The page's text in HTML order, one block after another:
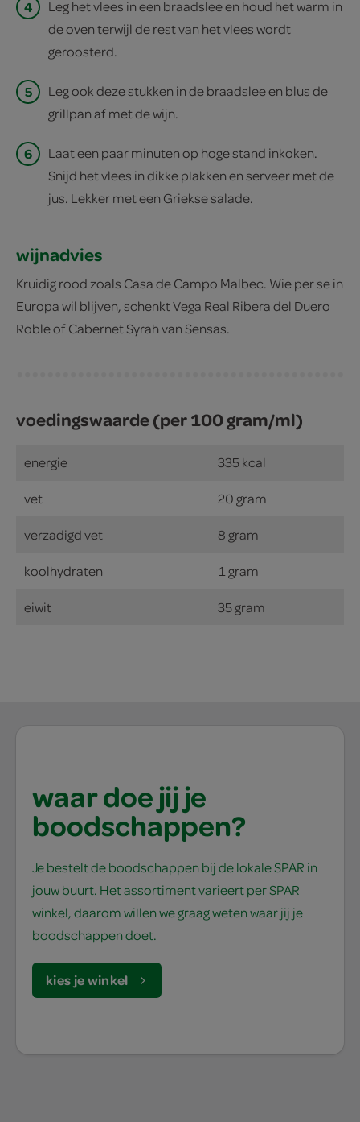
4
Leg het vlees in een braadslee en houd het warm in
de oven terwijl de rest van het vlees wordt
geroosterd.
5
Leg ook deze stukken in de braadslee en blus de
grillpan af met de wijn.
6
Laat een paar minuten op hoge stand inkoken.
Snijd het vlees in dikke plakken en serveer met de
jus. Lekker met een Griekse salade.
wijnadvies
Kruidig rood zoals Casa de Campo Malbec. Wie per se in
Europa wil blijven, schenkt Vega Real Ribera del Duero
Roble of Cabernet Syrah van Sensas.
voedingswaarde (per 100 gram/ml)
energie 335 kcal
vet 20 gram
verzadigd vet 8 gram
koolhydraten 1 gram
eiwit 35 gram
waar doe jij je
boodschappen?
Je bestelt de boodschappen bij de lokale SPAR in
jouw buurt. Het assortiment varieert per SPAR
winkel, daarom willen we graag weten waar jij je
boodschappen doet.
kies je winkel